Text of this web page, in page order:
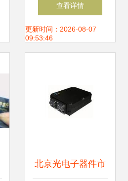
定义、种类与产业
查看详情
更新时间：2026-08-07
09:53:46
北京光电子器件市